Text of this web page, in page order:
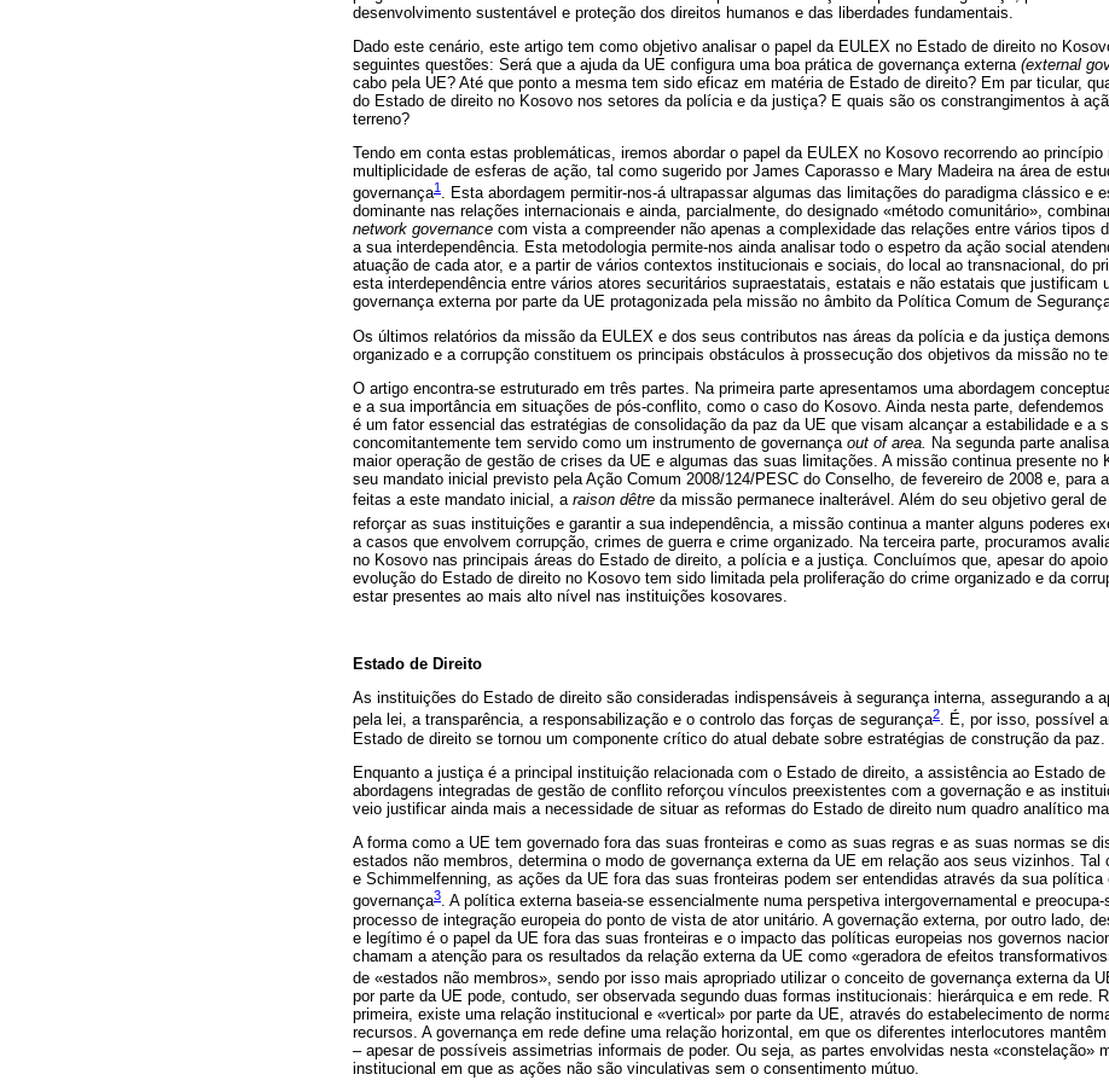
desenvolvimento sustentável e proteção dos direitos humanos e das liberdades fundamentais.
Dado este cenário, este artigo tem como objetivo analisar o papel da EULEX no Estado de direito no
seguintes questões: Será que a ajuda da UE configura uma boa prática de governança externa (external
cabo pela UE? Até que ponto a mesma tem sido eficaz em matéria de Estado de direito? Em par ticular,
do Estado de direito no Kosovo nos setores da polícia e da justiça? E quais são os constrangimentos à
terreno?
Tendo em conta estas problemáticas, iremos abordar o papel da EULEX no Kosovo recorrendo ao princípio
multiplicidade de esferas de ação, tal como sugerido por James Caporasso e Mary Madeira na área de
governança1 . Esta abordagem permitir-nos-á ultrapassar algumas das limitações do paradigma clássico e
dominante nas relações internacionais e ainda, parcialmente, do designado «método comunitário»,
network governance com vista a compreender não apenas a complexidade das relações entre vários tipos
a sua interdependência. Esta metodologia permite-nos ainda analisar todo o espetro da ação social
atuação de cada ator, e a partir de vários contextos institucionais e sociais, do local ao transnacional, do
esta interdependência entre vários atores securitários supraestatais, estatais e não estatais que justificam
governança externa por parte da UE protagonizada pela missão no âmbito da Política Comum de
Os últimos relatórios da missão da EULEX e dos seus contributos nas áreas da polícia e da justiça
organizado e a corrupção constituem os principais obstáculos à prossecução dos objetivos da missão no
O artigo encontra-se estruturado em três partes. Na primeira parte apresentamos uma abordagem
e a sua importância em situações de pós-conflito, como o caso do Kosovo. Ainda nesta parte,
é um fator essencial das estratégias de consolidação da paz da UE que visam alcançar a estabilidade e a
concomitantemente tem servido como um instrumento de governança out of area.
Na segunda parte
maior operação de gestão de crises da UE e algumas das suas limitações. A missão continua presente no
seu mandato inicial previsto pela Ação Comum 2008/124/PESC do Conselho, de fevereiro de 2008 e, para
feitas a este mandato inicial, a raison dêtre da missão permanece inalterável. Além do seu objetivo geral
reforçar as suas instituições e garantir a sua independência, a missão continua a manter alguns poderes
a casos que envolvem corrupção, crimes de guerra e crime organizado. Na terceira parte, procuramos
no Kosovo nas principais áreas do Estado de direito, a polícia e a justiça. Concluímos que, apesar do
evolução do Estado de direito no Kosovo tem sido limitada pela proliferação do crime organizado e da
estar presentes ao mais alto nível nas instituições kosovares.
Estado de Direito
As instituições do Estado de direito são consideradas indispensáveis à segurança interna, assegurando a
pela lei, a transparência, a responsabilização e o controlo das forças de segurança2. É, por isso, possível
Estado de direito se tornou um componente crítico do atual debate sobre estratégias de construção da paz.
Enquanto a justiça é a principal instituição relacionada com o Estado de direito, a assistência ao Estado
abordagens integradas de gestão de conflito reforçou vínculos preexistentes com a governação e as
veio justificar ainda mais a necessidade de situar as reformas do Estado de direito num quadro analítico
A forma como a UE tem governado fora das suas fronteiras e como as suas regras e as suas normas se
estados não membros, determina o modo de governança externa da UE em relação aos seus vizinhos. Tal
e Schimmelfenning, as ações da UE fora das suas fronteiras podem ser entendidas através da sua política
governança3. A política externa baseia-se essencialmente numa perspetiva intergovernamental e
processo de integração europeia do ponto de vista de ator unitário. A governação externa, por outro lado,
e legítimo é o papel da UE fora das suas fronteiras e o impacto das políticas europeias nos governos
chamam a atenção para os resultados da relação externa da UE como «geradora de efeitos
de «estados não membros», sendo por isso mais apropriado utilizar o conceito de governança externa da
por parte da UE pode, contudo, ser observada segundo duas formas institucionais: hierárquica e em rede.
primeira, existe uma relação institucional e «vertical» por parte da UE, através do estabelecimento de
recursos. A governança em rede define uma relação horizontal, em que os diferentes interlocutores
– apesar de possíveis assimetrias informais de poder. Ou seja, as partes envolvidas nesta «constelação»
institucional em que as ações não são vinculativas sem o consentimento mútuo.